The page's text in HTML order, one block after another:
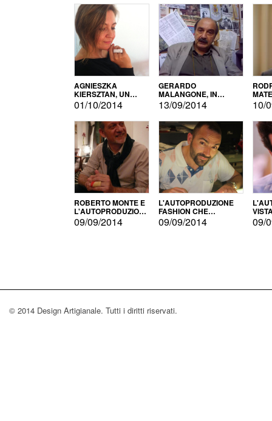
AGNIESZKA
KIERSZTAN, UN
MODELLO DI
AUTOPRODUZIONE
01/10/2014
GERARDO
MALANGONE, IN
GIURIA PER IL
CONCORSO
LETTERARIO
13/09/2014 10/
ROBERTO MONTE E
L'AUTOPRODUZIONE
CON IL CENSIMENTO
09/09/2014
L'AUTOPRODUZIONE
FASHION CHE
CONQUISTA GLI USA
09/09/2014 09/
© 2014 Design Artigianale. Tutti i diritti riservati.